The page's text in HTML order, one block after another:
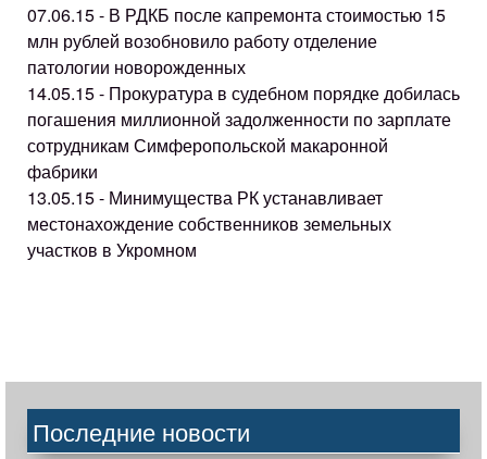
07.06.15 - В РДКБ после капремонта стоимостью 15
млн рублей возобновило работу отделение
патологии новорожденных
14.05.15 - Прокуратура в судебном порядке добилась
погашения миллионной задолженности по зарплате
сотрудникам Симферопольской макаронной
фабрики
13.05.15 - Минимущества РК устанавливает
местонахождение собственников земельных
участков в Укромном
Последние новости